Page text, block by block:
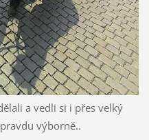
a vedli si i přes velký
výborně..